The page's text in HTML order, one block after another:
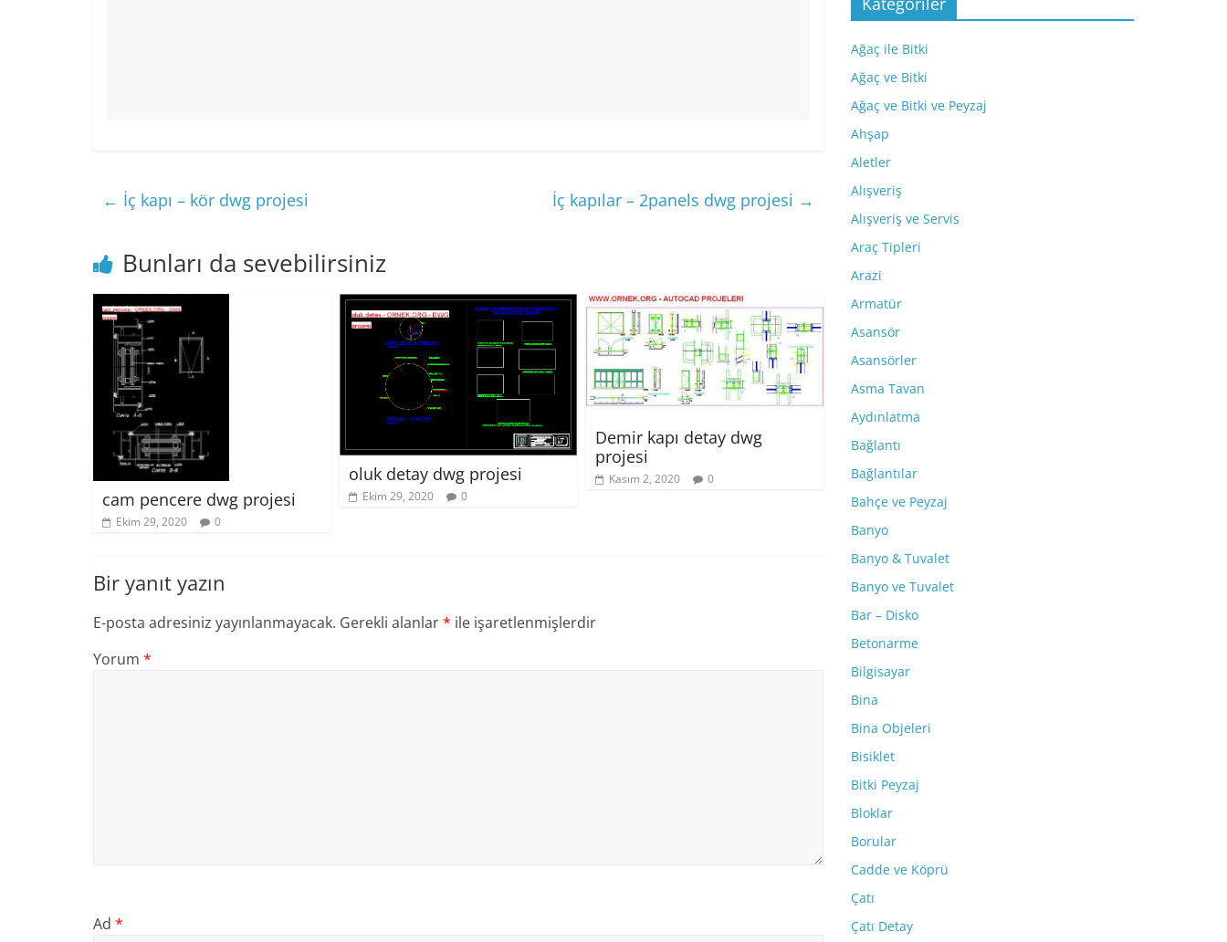
← İç kapı – kör dwg projesi İç kapılar – 2panels dwg projesi →
Bunları da sevebilirsiniz
cam pencere dwg projesi
Ekim 29, 2020 0
oluk detay dwg projesi
Ekim 29, 2020 0
Demir kapı detay dwg
projesi
Kasım 2, 2020 0
Bir yanıt yazın
E-posta adresiniz yayınlanmayacak. Gerekli alanlar* ile işaretlenmişlerdir
Yorum *
Ad *
Ağaç ile Bitki
Ağaç ve Bitki
Ağaç ve Bitki ve Peyzaj
Ahşap
Aletler
Alışveriş
Alışveriş ve Servis
Araç Tipleri
Arazi
Armatür
Asansör
Asansörler
Asma Tavan
Aydınlatma
Bağlantı
Bağlantılar
Bahçe ve Peyzaj
Banyo
Banyo & Tuvalet
Banyo ve Tuvalet
Bar – Disko
Betonarme
Bilgisayar
Bina
Bina Objeleri
Bisiklet
Bitki Peyzaj
Bloklar
Borular
Cadde ve Köprü
Çatı
Çatı Detay